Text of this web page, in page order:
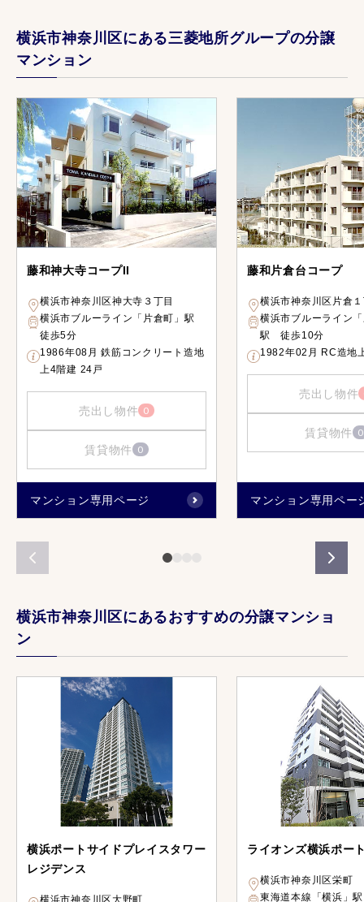
横浜市神奈川区にある三菱地所グループの分譲
マンション
藤和神大寺コープII
横浜市神奈川区神大寺３丁目
横浜市ブルーライン「片倉町」駅
徒歩5分
1986年08月 鉄筋コンクリート造地
上4階建 24戸
売出し物件 0
賃貸物件 0
マンション専用ページ
藤和片倉台コープ
横浜市神奈川区片倉
横浜市ブルーライン
駅 徒歩10分
1982年02月 RC造地
売出し物件
賃貸物件 0
マンション専用ペー
横浜市神奈川区にあるおすすめの分譲マンショ
ン
横浜ポートサイドプレイスタワー
レジデンス
横浜市神奈川区大野町
ライオンズ横浜ポー
横浜市神奈川区栄町
東海道本線「横浜」